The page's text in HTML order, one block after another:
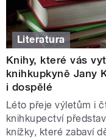
Literatura
Knihy, které vás
knihkupkyně Jany
i dospělé
Léto přeje výletům i
knihkupectví
knížky, které zabaví